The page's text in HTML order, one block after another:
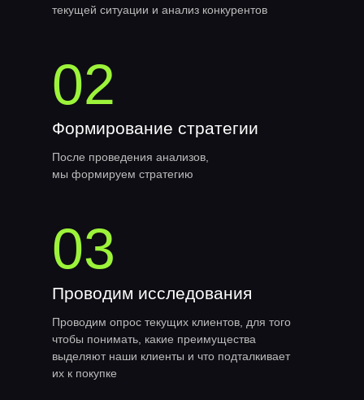
текущей ситуации и анализ конкурентов
Формирование стратегии
После проведения анализов,
мы формируем стратегию
02
Проводим исследования
Проводим опрос текущих клиентов, для того
чтобы понимать, какие преимущества
выделяют наши клиенты и что подталкивает
их к покупке
03